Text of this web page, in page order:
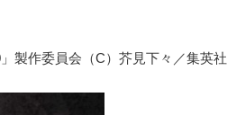
製作委員会（C）芥見下々／集英社